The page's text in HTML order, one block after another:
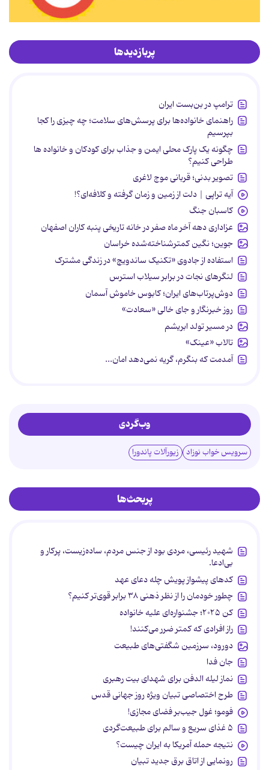
پربازدیدها
ترامپ در بن‌بست ایران
راهنمای خانواده‌ها برای پرسش‌های سلامت؛ چه چیزی را کجا
بپرسیم
چگونه یک پارک محلی ایمن و جذاب برای کودکان و خانواده ها
طراحی کنیم؟
تصویر بدنی؛ قربانی موج لاغری
آیه تراپی | دلت از زمین و زمان گرفته و کلافه‌ای؟!
کاسبان جنگ
عزاداری دهه آخر ماه صفر در خانه تاریخی پنبه کاران اصفهان
جوین؛ نگین کمترشناخته‌شده خراسان
استفاده از جادوی «تکنیک ساندویچ» در زندگی مشترک
لنگرهای نجات در برابر سیلاب استرس
دوش‌پرتاب‌های ایران؛ کابوس خاموش آسمان
روز خبرنگار و جای خالی «سعادت»
در مسیر تولد ابریشم
تالاب «عینک»
آمدمت که بنگرم، گریه نمی‌دهد امان...
وب‌گردی
سرویس خواب نوزاد زیورآلات پاندورا
پربحث‌ها
شهید رئیسی، مردی بود از جنس مردم، ساده‌زیست، پرکار و
بی‌ادعا.
کدهای پیشواز پویش چله دعای عهد
چطور خودمان را از نظر ذهنی ۳۸ برابر قوی‌تر کنیم؟
کن ۲۰۲۵؛ جشنواره‌ای علیه خانواده
راز افرادی که کمتر ضرر می‌کنند!
دورود، سرزمین شگفتی‌های طبیعت
جان فدا
نماز لیله الدفن برای شهدای بیت رهبری
طرح اختصاصی تبیان ویژه روز جهانی قدس
فومو؛ غول جیب‌بر فضای مجازی!
۵ غذای سریع و سالم برای طبیعت‌گردی
نتیجه حمله آمریکا به ایران چیست؟
رونمایی از اتاق برق جدید تبیان